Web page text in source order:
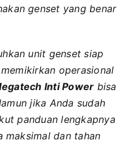
genset yang benar
unit genset siap
operasional
Inti Power bisa
jika Anda sudah
panduan lengkapnya
maksimal dan tahan